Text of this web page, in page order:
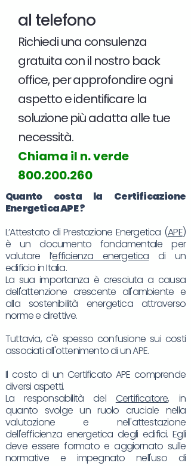
al telefono
Richiedi una consulenza
gratuita con il nostro back
office, per approfondire ogni
aspetto e identificare la
soluzione più adatta alle tue
necessità.
Chiama il n. verde
800.200.260
Quanto costa la Certificazione
EnergeticaAPE?
L’Attestato di Prestazione Energetica (APE)
è un documento fondamentale per
valutare l’efficienza energetica di un
edificio in Italia.
La sua importanza è cresciuta a causa
dell'attenzione crescente all'ambiente e
alla sostenibilità energetica attraverso
norme e direttive.
Tuttavia, c'è spesso confusione sui costi
associati all'ottenimento di un APE.
Il costo di un Certificato APE comprende
diversi aspetti.
La responsabilità del Certificatore, in
quanto svolge un ruolo cruciale nella
valutazione e nell'attestazione
dell'efficienza energetica degli edifici. Egli
deve essere formato e aggiornato sulle
normative e impegnato nell'uso di